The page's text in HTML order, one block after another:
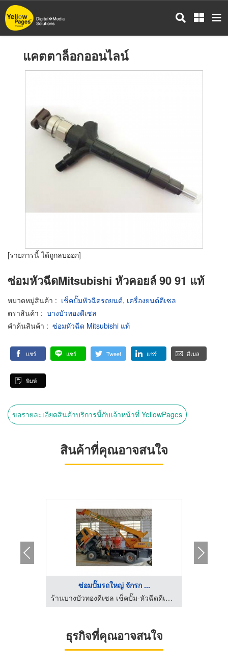
ข้าม
ไป
แคตตาล็อกออนไลน์
[รายการนี้ ได้ถูกลบออก]
ซ่อมหัวฉีดMitsubishi หัวคอยล์ 90 91 แท้
หมวดหมู่สินค้า : เช็คปั๊มหัวฉีดรถยนต์, เครื่องยนต์ดีเซล
ตราสินค้า : บางบัวทองดีเซล
คำค้นสินค้า : ซ่อมหัวฉีด Mitsubishi แท้
แชร์ แชร์ Tweet แชร์ อีเมล
พิมพ์
ขอรายละเอียดสินค้าบริการนี้กับเจ้าหน้าที่ YellowPages
สินค้าที่คุณอาจสนใจ
ซ่อมปั๊มรถใหญ่ จักรก ...
ร้านบางบัวทองดีเซล เช็คปั๊ม-หัวฉีดดีเซล คอมมอนเรล ซ่อมแอร์รถยนต์
ธุรกิจที่คุณอาจสนใจ